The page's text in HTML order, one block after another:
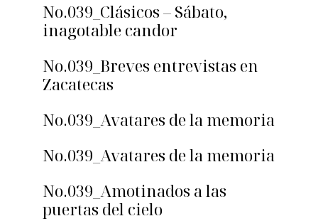
No.039_Clásicos – Sábato,
inagotable candor
No.039_Breves entrevistas en
Zacatecas
No.039_Avatares de la memoria
No.039_Avatares de la memoria
No.039_Amotinados a las
puertas del cielo